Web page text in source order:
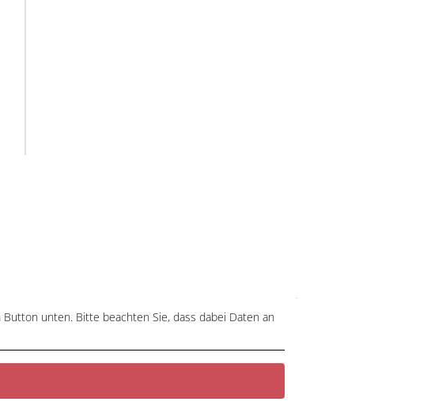
unten. Bitte beachten Sie, dass dabei Daten an